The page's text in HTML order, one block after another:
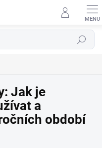
Hledat
Jak je
a
období